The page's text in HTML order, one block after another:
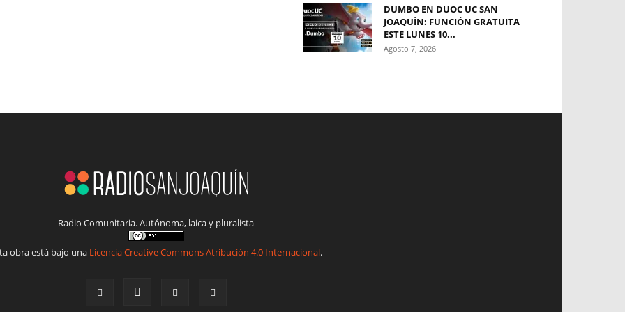
DUMBO EN DUOC UC SAN
JOAQUÍN: FUNCIÓN GRATUITA
ESTE LUNES 10...
Agosto 7, 2026
Radio Comunitaria. Autónoma, laica y pluralista
obra está bajo una Licencia Creative Commons Atribución 4.0 Internacional.